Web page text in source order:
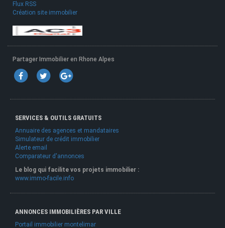
Flux RSS
Création site immobilier
Partager Immobilier en Rhone Alpes
SERVICES & OUTILS GRATUITS
Annuaire des agences et mandataires
Simulateur de crédit immobilier
Alerte email
Comparateur d'annonces
Le blog qui facilite vos projets immobilier :
www.immo-facile.info
ANNONCES IMMOBILIÈRES PAR VILLE
Portail immobilier montelimar